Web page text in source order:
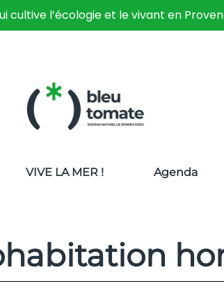
cultive l’écologie et le vivant en
VIVE LA MER ! Agenda